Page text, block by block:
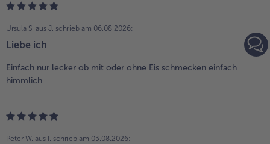
Ursula S. aus J. schrieb am 06.08.2026:
Liebe ich
Einfach nur lecker ob mit oder ohne Eis schmecken einfach
himmlich
Peter W. aus I. schrieb am 03.08.2026: